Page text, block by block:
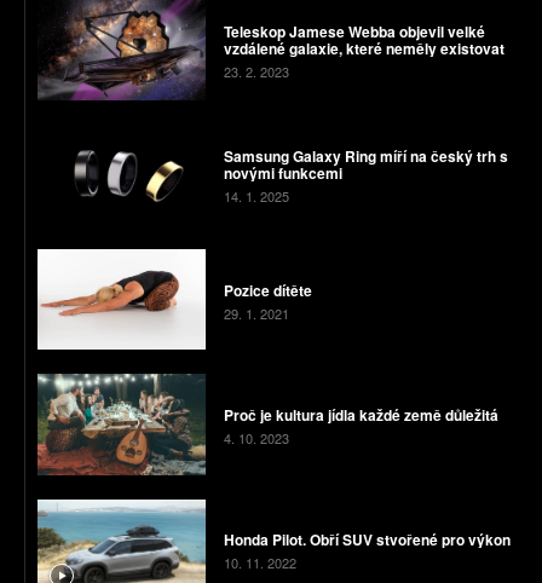
Teleskop Jamese Webba objevil velké
vzdálené galaxie, které neměly existovat
23. 2. 2023
Samsung Galaxy Ring míří na český trh s
novými funkcemi
14. 1. 2025
Pozice dítěte
29. 1. 2021
Proč je kultura jídla každé země důležitá
4. 10. 2023
Honda Pilot. Obří SUV stvořené pro výkon
10. 11. 2022